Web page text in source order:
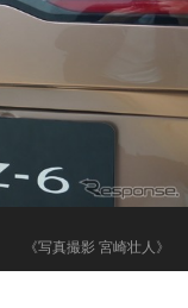
《写真撮影 宮崎壮人》